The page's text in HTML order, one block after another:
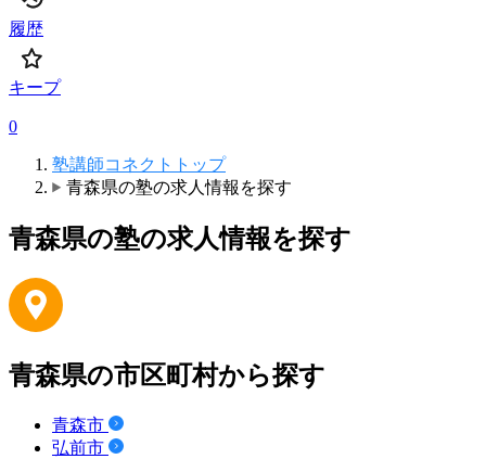
履歴
キープ
0
塾講師コネクトトップ
青森県の塾の求人情報を探す
青森県の塾の求人情報を探す
青森県の市区町村から探す
青森市
弘前市